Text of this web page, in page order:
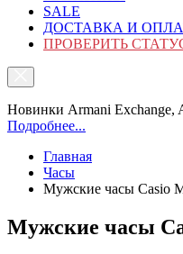
SALE
ДОСТАВКА И
ПРОВЕРИТЬ
Новинки Armani Exchange,
Подробнее...
Главная
Часы
Мужские часы Casio
Мужские часы